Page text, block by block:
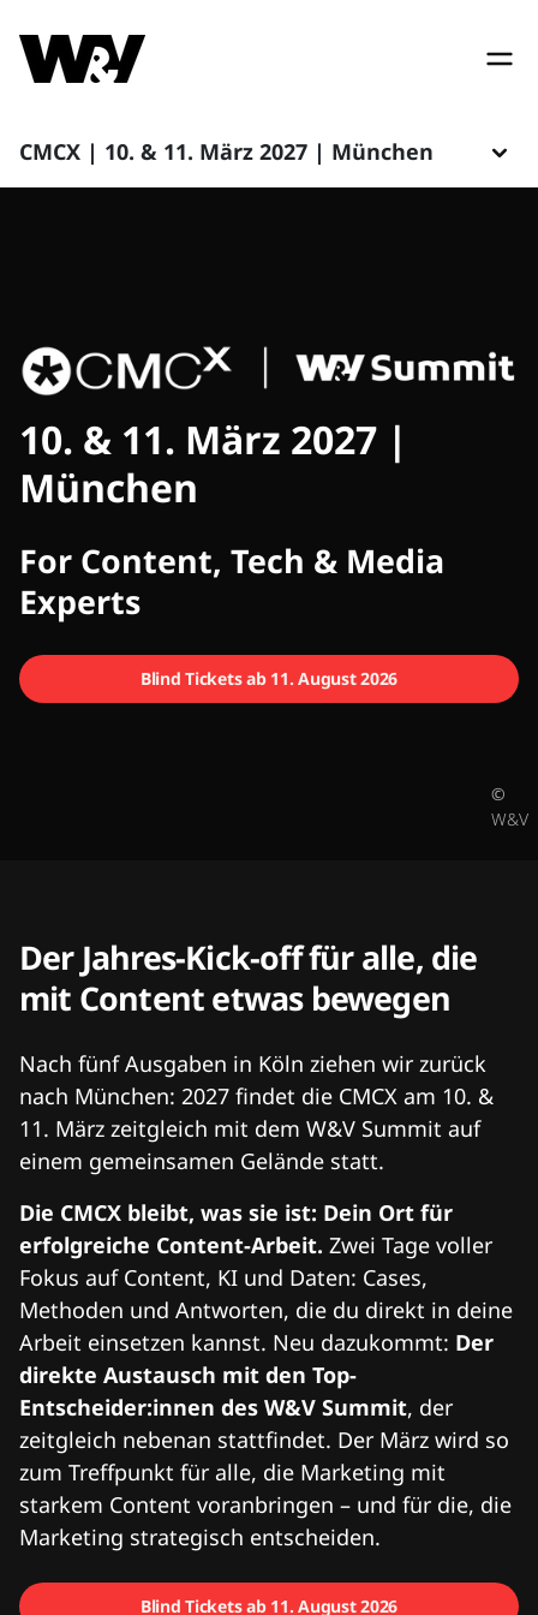
CMCX | 10. & 11. März 2027 | München
CMCX
10. & 11. März 2027 |
München
For Content, Tech & Media
Experts
Blind Tickets ab 11. August 2026
©
W&V
Der Jahres-Kick-off für alle, die
mit Content etwas bewegen
Nach fünf Ausgaben in Köln ziehen wir zurück
nach München: 2027 findet die CMCX am 10. &
11. März zeitgleich mit dem W&V Summit auf
einem gemeinsamen Gelände statt.
Die CMCX bleibt, was sie ist: Dein Ort für
erfolgreiche Content-Arbeit. Zwei Tage voller
Fokus auf Content, KI und Daten: Cases,
Methoden und Antworten, die du direkt in deine
Arbeit einsetzen kannst. Neu dazukommt: Der
direkte Austausch mit den Top-
Entscheider:innen des W&V Summit, der
zeitgleich nebenan stattfindet. Der März wird so
zum Treffpunkt für alle, die Marketing mit
starkem Content voranbringen – und für die, die
Marketing strategisch entscheiden.
Blind Tickets ab 11. August 2026